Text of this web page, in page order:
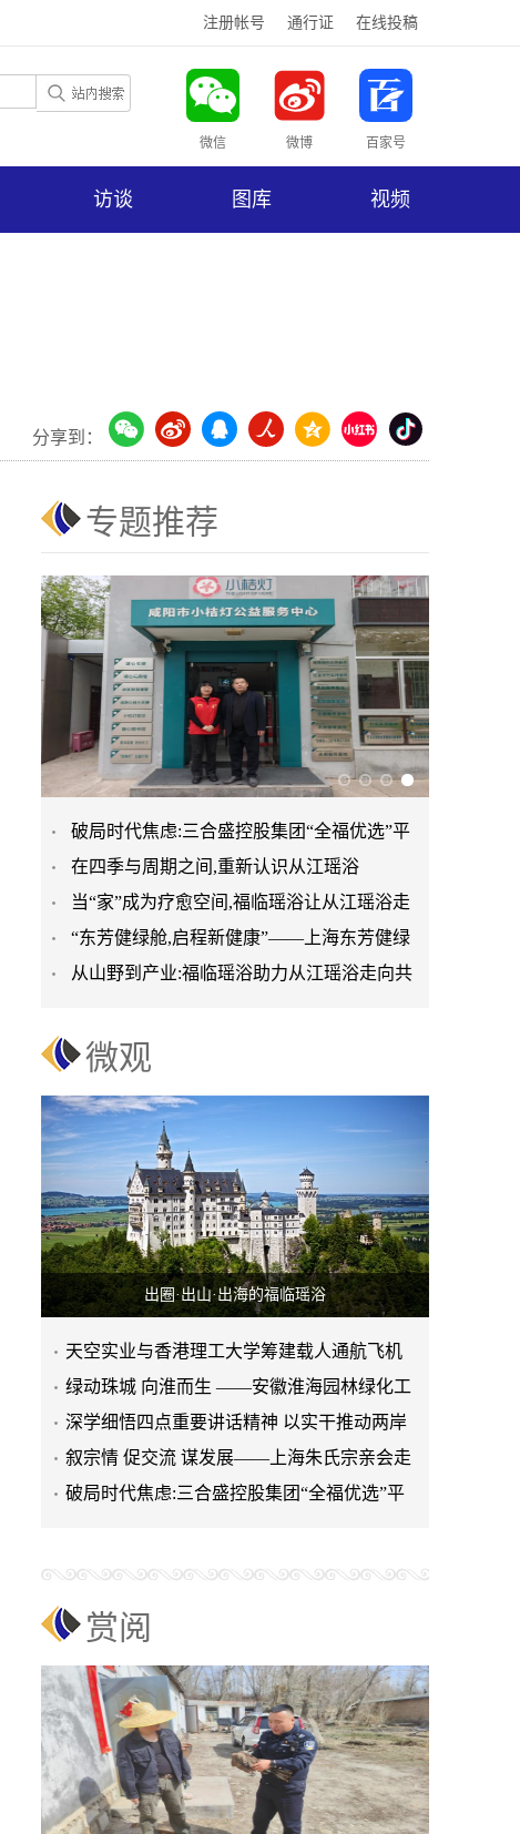
注册帐号 通行证 在线投稿
微信 微博 百家号
访谈 图库 视频
分享到：
专题推荐
破局时代焦虑:三合盛控股集团“全福优选”平
台正式启航
在四季与周期之间,重新认识从江瑶浴
当“家”成为疗愈空间,福临瑶浴让从江瑶浴走
进日常生活
“东芳健绿舱,启程新健康”——上海东芳健绿
AI智能养身舱品牌发
从山野到产业:福临瑶浴助力从江瑶浴走向共
微观
出圈·出山·出海的福临瑶浴
天空实业与香港理工大学筹建载人通航飞机
研究院
绿动珠城 向淮而生 ——安徽淮海园林绿化工
程有限公司发展纪实
深学细悟四点重要讲话精神 以实干推动两岸
融合发展
叙宗情 促交流 谋发展——上海朱氏宗亲会走
进上海晨烨家具有限公
破局时代焦虑:三合盛控股集团“全福优选”平
赏阅